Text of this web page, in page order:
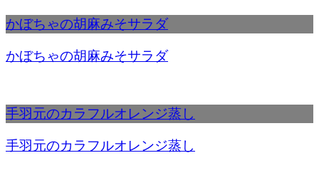
かぼちゃの胡麻みそサラダ
かぼちゃの胡麻みそサラダ
手羽元のカラフルオレンジ蒸し
手羽元のカラフルオレンジ蒸し